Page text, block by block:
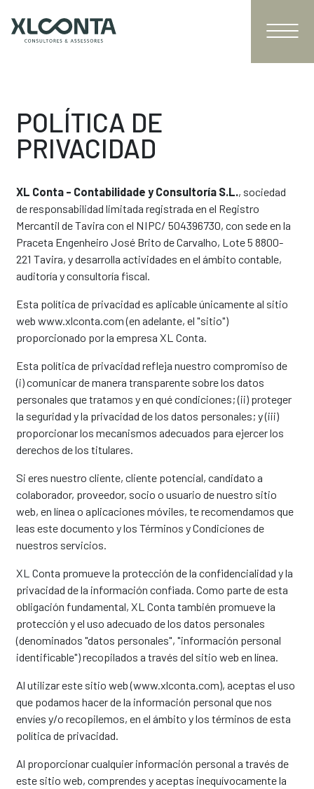
POLÍTICA DE
PRIVACIDAD
XL Conta - Contabilidade y Consultoría S.L., sociedad
de responsabilidad limitada registrada en el Registro
Mercantil de Tavira con el NIPC/ 504396730, con sede en la
Praceta Engenheiro José Brito de Carvalho, Lote 5 8800-
221 Tavira, y desarrolla actividades en el ámbito contable,
auditoría y consultoría fiscal.
Esta política de privacidad es aplicable únicamente al sitio
web www.xlconta.com (en adelante, el "sitio")
proporcionado por la empresa XL Conta.
Esta política de privacidad refleja nuestro compromiso de
(i) comunicar de manera transparente sobre los datos
personales que tratamos y en qué condiciones; (ii) proteger
la seguridad y la privacidad de los datos personales; y (iii)
proporcionar los mecanismos adecuados para ejercer los
derechos de los titulares.
Si eres nuestro cliente, cliente potencial, candidato a
colaborador, proveedor, socio o usuario de nuestro sitio
web, en línea o aplicaciones móviles, te recomendamos que
leas este documento y los Términos y Condiciones de
nuestros servicios.
XL Conta promueve la protección de la confidencialidad y la
privacidad de la información confiada. Como parte de esta
obligación fundamental, XL Conta también promueve la
protección y el uso adecuado de los datos personales
(denominados "datos personales", "información personal
identificable") recopilados a través del sitio web en línea.
Al utilizar este sitio web (www.xlconta.com), aceptas el uso
que podamos hacer de la información personal que nos
envíes y/o recopilemos, en el ámbito y los términos de esta
política de privacidad.
Al proporcionar cualquier información personal a través de
este sitio web, comprendes y aceptas inequívocamente la